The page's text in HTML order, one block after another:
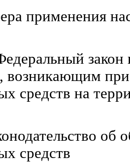
применения
закон
возникающим
средств на
об
средств